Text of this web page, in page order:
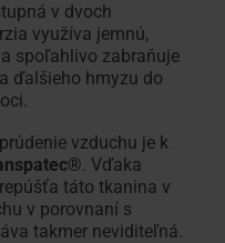
Nájsť
remeselníka
vo
vašom
okolí?
S
Roto
je to
Originál od
napojovacie produkty
okná
Vnútorné doplnky
Servisný a reklamačný
formulár
Potrebujete vyriešiť
výrobkom Roto?
odpovede
Všetko o
cenníky,
informácie
Prehľad školenie
V RotoCampuse
Pre
v dvoch
využíva jemnú,
spoľahlivo zabraňuje
ďalšieho hmyzu do
vzduchu je k
. Vďaka
táto tkanina v
v porovnaní s
takmer neviditeľná.